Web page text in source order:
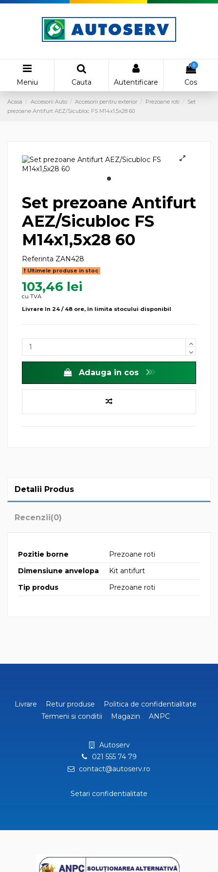
Meniu Cauta Autentificare
0
Cos
Acasa Accesorii Auto Accesorii pentru exterior Prezoane roti
Set
prezoane Antifurt AEZ/Sicubloc FS M14x1,5x28 60
Set prezoane Antifurt
AEZ/Sicubloc FS
M14x1,5x28 60
Referinta ZAN428
Ultimele produse in stoc
103,46 lei
cu TVA
Livrare în 24 / 48 ore, în limita stocului disponibil
Adauga in cos
Detalii Produs
Recenzii(0)
Pozitie borne
Prezoane roti
Dimensiune anvelopa
Kit antifurt
Tip produs
Prezoane roti
Livrare Retur produse
Politica de confidentialitate
Termeni si conditii
Magazin ANPC
Autoserv
021 555 74 79
contact@autoserv.ro
Setari confidentialitate